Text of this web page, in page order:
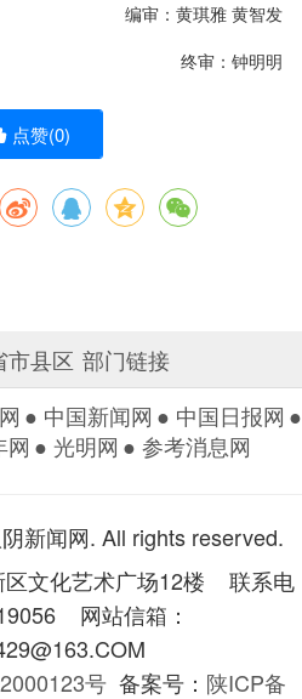
编审：黄琪雅 黄智发
终审：钟明明
点赞(0)
市县区 部门链接
● 中国新闻网 ● 中国日报网 ●
网 ● 光明网 ● 参考消息网
新闻网. All rights reserved.
区文化艺术广场12楼 联系电
网站信箱：
号备案号： 陕ICP备